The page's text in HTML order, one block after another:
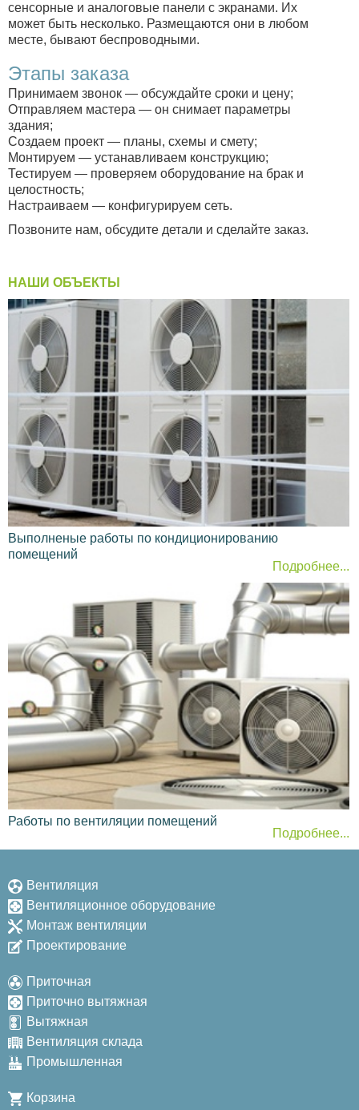
сенсорные и аналоговые панели с экранами. Их
может быть несколько. Размещаются они в любом
месте, бывают беспроводными.
Этапы заказа
Принимаем звонок — обсуждайте сроки и цену;
Отправляем мастера — он снимает параметры
здания;
Создаем проект — планы, схемы и смету;
Монтируем — устанавливаем конструкцию;
Тестируем — проверяем оборудование на брак и
целостность;
Настраиваем — конфигурируем сеть.
Позвоните нам, обсудите детали и сделайте заказ.
НАШИ ОБЪЕКТЫ
Выполненые работы по кондиционированию
помещений
Подробнее...
Работы по вентиляции помещений
Подробнее...
Вентиляция
Вентиляционное оборудование
Монтаж вентиляции
Проектирование
Приточная
Приточно вытяжная
Вытяжная
Вентиляция склада
Промышленная
Корзина